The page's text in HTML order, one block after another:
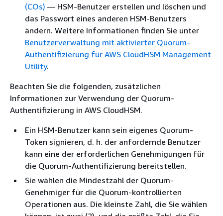
(COs) — HSM-Benutzer erstellen und löschen und
das Passwort eines anderen HSM-Benutzers
ändern. Weitere Informationen finden Sie unter
Benutzerverwaltung mit aktivierter Quorum-
Authentifizierung für AWS CloudHSM Management
Utility.
Beachten Sie die folgenden, zusätzlichen
Informationen zur Verwendung der Quorum-
Authentifizierung in AWS CloudHSM.
Ein HSM-Benutzer kann sein eigenes Quorum-
Token signieren, d. h. der anfordernde Benutzer
kann eine der erforderlichen Genehmigungen für
die Quorum-Authentifizierung bereitstellen.
Sie wählen die Mindestzahl der Quorum-
Genehmiger für die Quorum-kontrollierten
Operationen aus. Die kleinste Zahl, die Sie wählen